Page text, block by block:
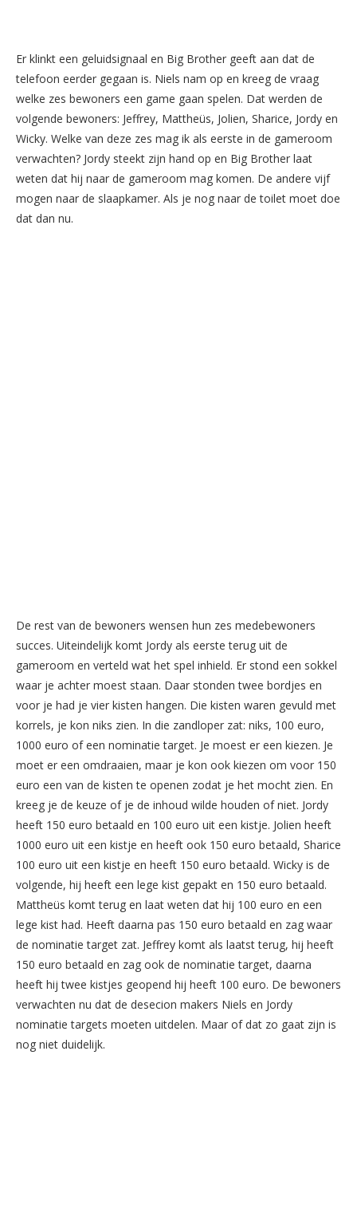
Er klinkt een geluidsignaal en Big Brother geeft aan dat de
telefoon eerder gegaan is. Niels nam op en kreeg de vraag
welke zes bewoners een game gaan spelen. Dat werden de
volgende bewoners: Jeffrey, Mattheüs, Jolien, Sharice, Jordy en
Wicky. Welke van deze zes mag ik als eerste in de gameroom
verwachten? Jordy steekt zijn hand op en Big Brother laat
weten dat hij naar de gameroom mag komen. De andere vijf
mogen naar de slaapkamer. Als je nog naar de toilet moet doe
dat dan nu.
De rest van de bewoners wensen hun zes medebewoners
succes. Uiteindelijk komt Jordy als eerste terug uit de
gameroom en verteld wat het spel inhield. Er stond een sokkel
waar je achter moest staan. Daar stonden twee bordjes en
voor je had je vier kisten hangen. Die kisten waren gevuld met
korrels, je kon niks zien. In die zandloper zat: niks, 100 euro,
1000 euro of een nominatie target. Je moest er een kiezen. Je
moet er een omdraaien, maar je kon ook kiezen om voor 150
euro een van de kisten te openen zodat je het mocht zien. En
kreeg je de keuze of je de inhoud wilde houden of niet. Jordy
heeft 150 euro betaald en 100 euro uit een kistje. Jolien heeft
1000 euro uit een kistje en heeft ook 150 euro betaald, Sharice
100 euro uit een kistje en heeft 150 euro betaald. Wicky is de
volgende, hij heeft een lege kist gepakt en 150 euro betaald.
Mattheüs komt terug en laat weten dat hij 100 euro en een
lege kist had. Heeft daarna pas 150 euro betaald en zag waar
de nominatie target zat. Jeffrey komt als laatst terug, hij heeft
150 euro betaald en zag ook de nominatie target, daarna
heeft hij twee kistjes geopend hij heeft 100 euro. De bewoners
verwachten nu dat de desecion makers Niels en Jordy
nominatie targets moeten uitdelen. Maar of dat zo gaat zijn is
nog niet duidelijk.